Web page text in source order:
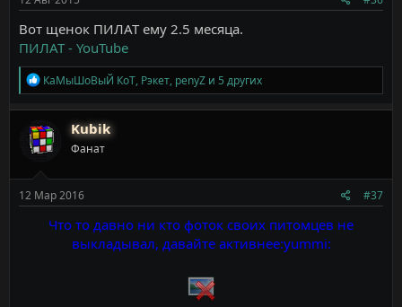
Вот щенок ПИЛАТ ему 2.5 месяца.
ПИЛАТ - YouTube
Р
е
а
ц
и
КаМыШоВыЙ КоТ, Рэкет, penyZ и 5 других
Kubik
Фанат
12 Мар 2016 #37
Что то давно ни кто фоток своих питомцев не
выкладывал, давайте активнее:yummi: